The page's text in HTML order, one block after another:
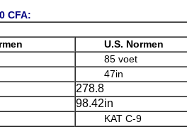
CFA:
U.S. Normen
85 voet
47in
278.8
98.42in
KAT C-9